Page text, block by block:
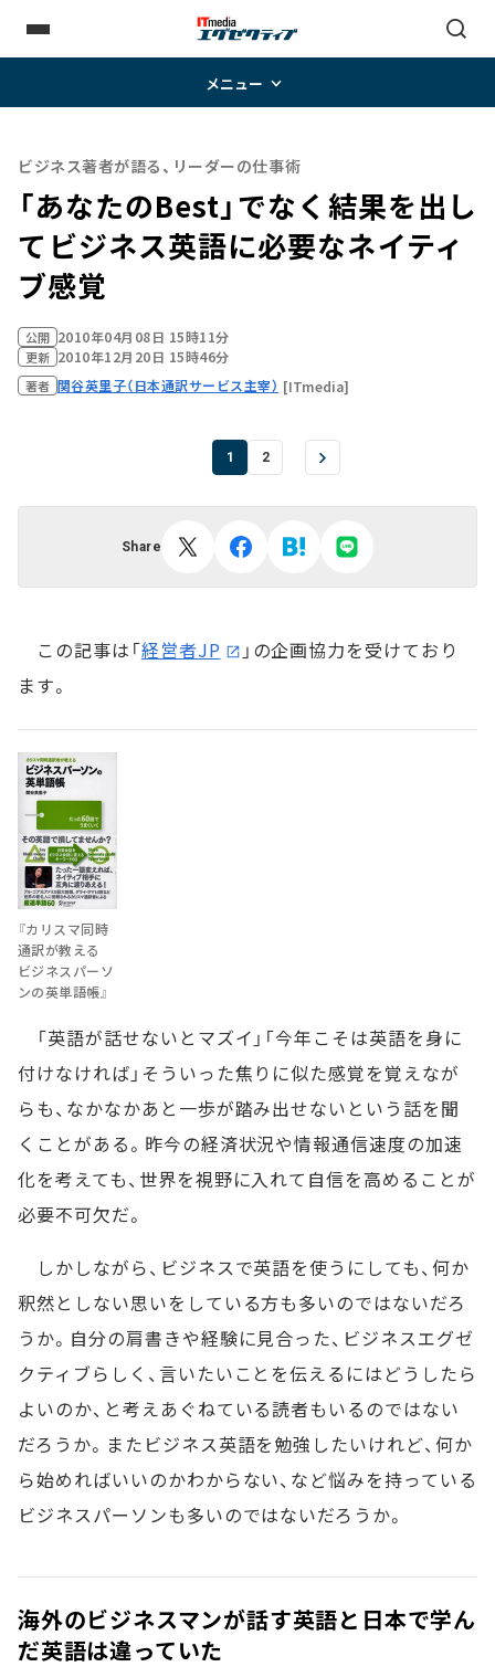
メニュー
ビジネス著者が語る、リーダーの仕事術
「あなたのBest」でなく結果を出し
て――ビジネス英語に必要なネイティ
ブ感覚
公開 2010年04月08日 15時11分
更新 2010年12月20日 15時46分
著者 関谷英里子（日本通訳サービス主宰） [ITmedia]
1 2
Share
この記事は「経営者JP
」の企画協力を受けており
ます。
『カリスマ同時
通訳が教える
ビジネスパーソ
ンの英単語帳』
「英語が話せないとマズイ」「今年こそは英語を身に
付けなければ」そういった焦りに似た感覚を覚えなが
らも、なかなかあと一歩が踏み出せないという話を聞
くことがある。昨今の経済状況や情報通信速度の加速
化を考えても、世界を視野に入れて自信を高めることが
必要不可欠だ。
しかしながら、ビジネスで英語を使うにしても、何か
釈然としない思いをしている方も多いのではないだろ
うか。自分の肩書きや経験に見合った、ビジネスエグゼ
クティブらしく、言いたいことを伝えるにはどうしたら
よいのか、と考えあぐねている読者もいるのではない
だろうか。またビジネス英語を勉強したいけれど、何か
ら始めればいいのかわからない、など悩みを持っている
ビジネスパーソンも多いのではないだろうか。
海外のビジネスマンが話す英語と日本で学ん
だ英語は違っていた